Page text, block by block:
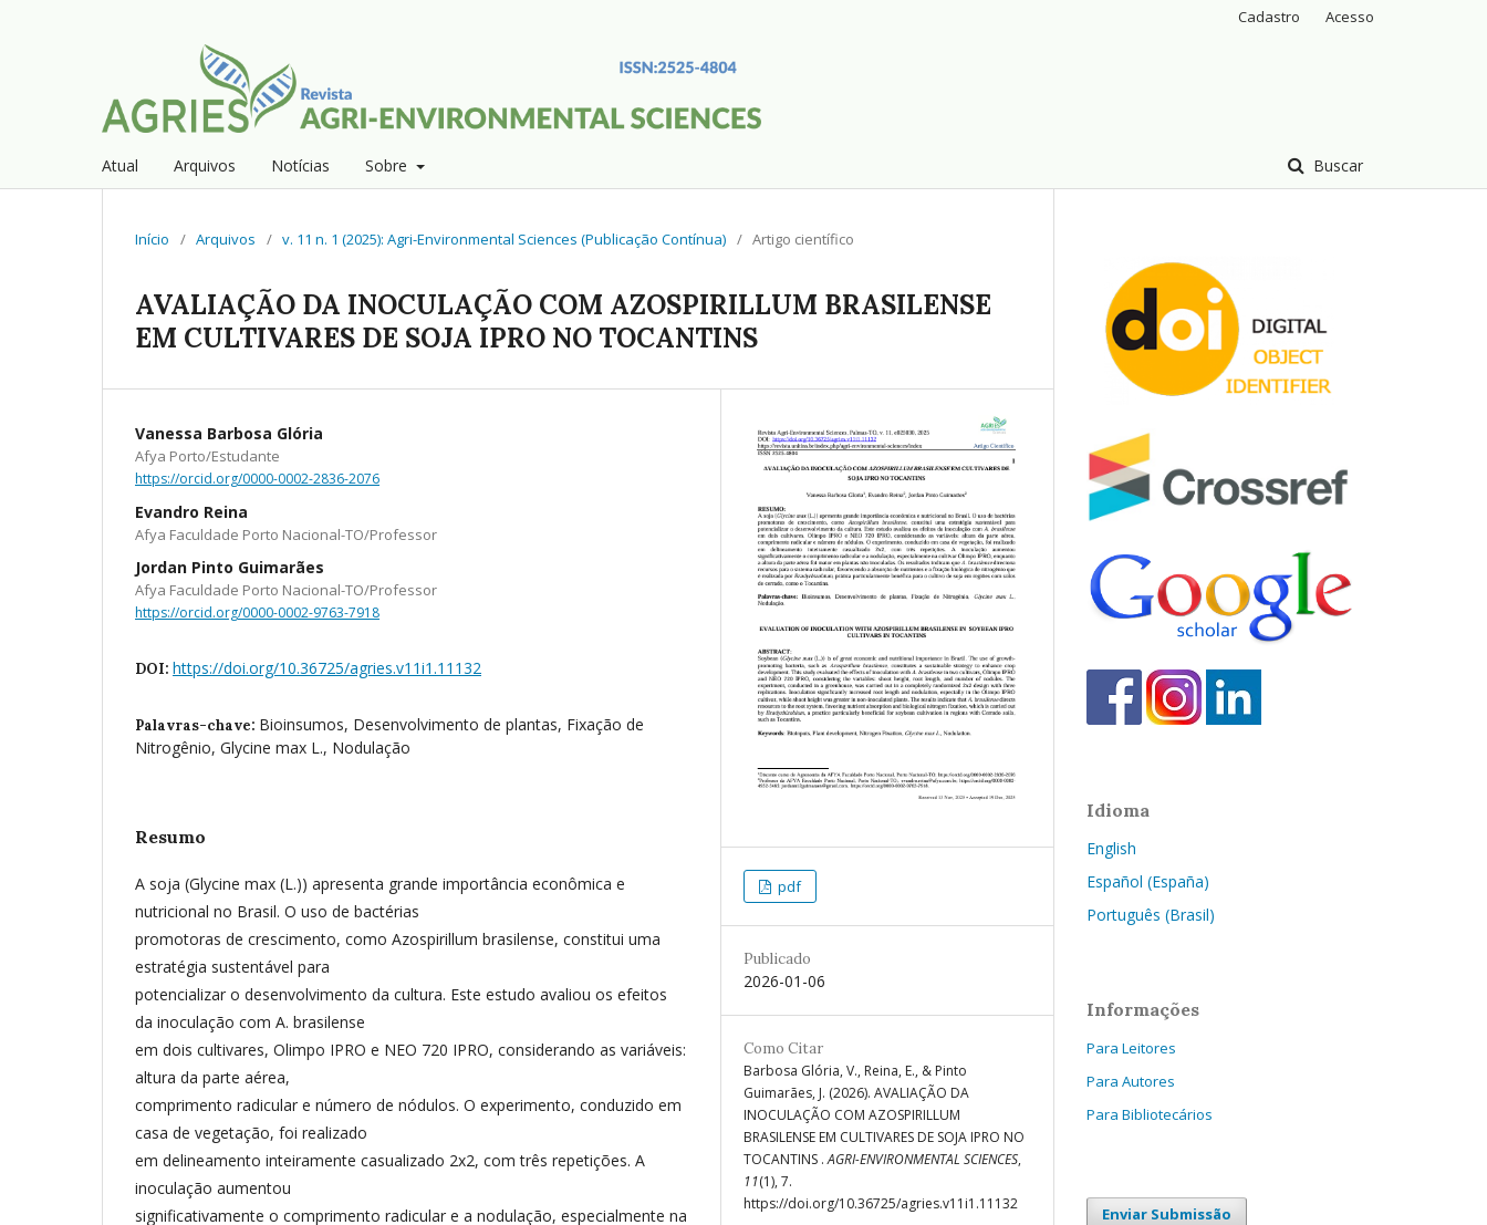
Atual Arquivos Notícias Sobre Buscar
Cadastro Acesso
Início / Arquivos / v. 11 n. 1 (2025): Agri-Environmental Sciences (Publicação Contínua) / Artigo científico
AVALIAÇÃO DA INOCULAÇÃO COM AZOSPIRILLUM BRASILENSE
EM CULTIVARES DE SOJA IPRO NO TOCANTINS
Vanessa Barbosa Glória
Afya Porto/Estudante
https://orcid.org/0000-0002-2836-2076
Evandro Reina
Afya Faculdade Porto Nacional-TO/Professor
Jordan Pinto Guimarães
Afya Faculdade Porto Nacional-TO/Professor
https://orcid.org/0000-0002-9763-7918
DOI: https://doi.org/10.36725/agries.v11i1.11132
Palavras-chave: Bioinsumos, Desenvolvimento de plantas, Fixação de
Nitrogênio, Glycine max L., Nodulação
Resumo
A soja (Glycine max (L.)) apresenta grande importância econômica e
nutricional no Brasil. O uso de bactérias
promotoras de crescimento, como Azospirillum brasilense, constitui uma
estratégia sustentável para
potencializar o desenvolvimento da cultura. Este estudo avaliou os efeitos
da inoculação com A. brasilense
em dois cultivares, Olimpo IPRO e NEO 720 IPRO, considerando as variáveis:
altura da parte aérea,
comprimento radicular e número de nódulos. O experimento, conduzido em
casa de vegetação, foi realizado
em delineamento inteiramente casualizado 2x2, com três repetições. A
inoculação aumentou
significativamente o comprimento radicular e a nodulação, especialmente na
pdf
Publicado
2026-01-06
Como Citar
Barbosa Glória, V., Reina, E., & Pinto
Guimarães, J. (2026). AVALIAÇÃO DA
INOCULAÇÃO COM AZOSPIRILLUM
BRASILENSE EM CULTIVARES DE SOJA IPRO NO
TOCANTINS .AGRI-ENVIRONMENTAL SCIENCES,
11(1), 7.
https://doi.org/10.36725/agries.v11i1.11132
Idioma
English
Español (España)
Português (Brasil)
Informações
Para Leitores
Para Autores
Para Bibliotecários
Enviar Submissão